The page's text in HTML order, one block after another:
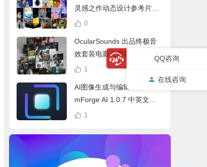
灵感之作动态设计参考片广
告视频动画短片合集
0
OcularSounds 出品终极音
效套装电影元素科幻氛围冲
击无人机音效素材包 Full Ac
1
AI图像生成与编辑软件 Drea
mForge AI 1.0.7 中英文多
语言 Win 本地离线运行
1
QQ咨询
在线咨询